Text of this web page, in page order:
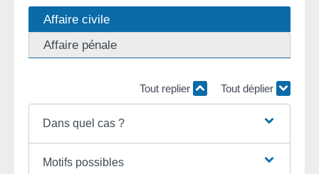
Affaire civile
Affaire pénale
Tout replier Tout déplier
Dans quel cas ?
Motifs possibles